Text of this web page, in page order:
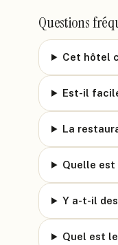
Questions
Cet hôtel
Est-il
La
Quelle est
Y a-t-il
Quel est